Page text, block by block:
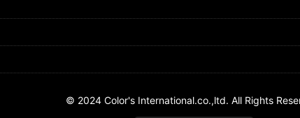
© 2024 Color's International.co.,ltd. All Rights